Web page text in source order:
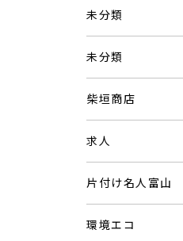
未分類
未分類
柴垣商店
求人
片付け名人富山
環境エコ